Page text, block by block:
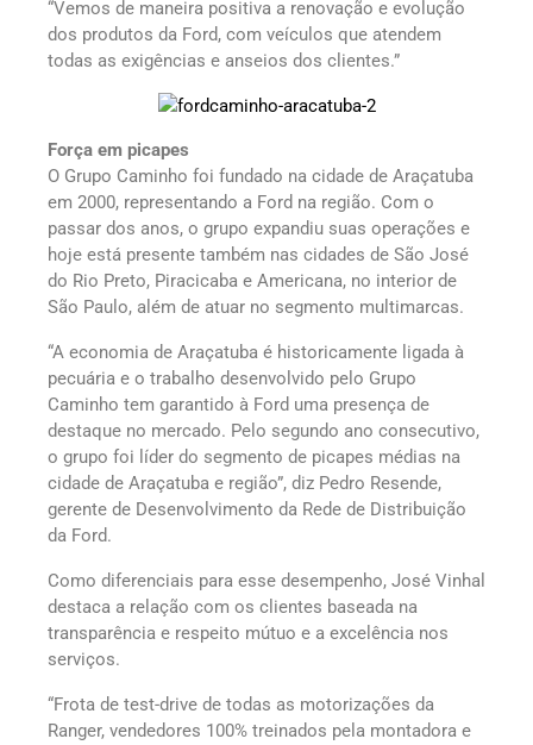
“Vemos de maneira positiva a renovação e evolução
dos produtos da Ford, com veículos que atendem
todas as exigências e anseios dos clientes.”
Força em picapes
O Grupo Caminho foi fundado na cidade de Araçatuba
em 2000, representando a Ford na região. Com o
passar dos anos, o grupo expandiu suas operações e
hoje está presente também nas cidades de São José
do Rio Preto, Piracicaba e Americana, no interior de
São Paulo, além de atuar no segmento multimarcas.
“A economia de Araçatuba é historicamente ligada à
pecuária e o trabalho desenvolvido pelo Grupo
Caminho tem garantido à Ford uma presença de
destaque no mercado. Pelo segundo ano consecutivo,
o grupo foi líder do segmento de picapes médias na
cidade de Araçatuba e região”, diz Pedro Resende,
gerente de Desenvolvimento da Rede de Distribuição
da Ford.
Como diferenciais para esse desempenho, José Vinhal
destaca a relação com os clientes baseada na
transparência e respeito mútuo e a excelência nos
serviços.
“Frota de test-drive de todas as motorizações da
Ranger, vendedores 100% treinados pela montadora e